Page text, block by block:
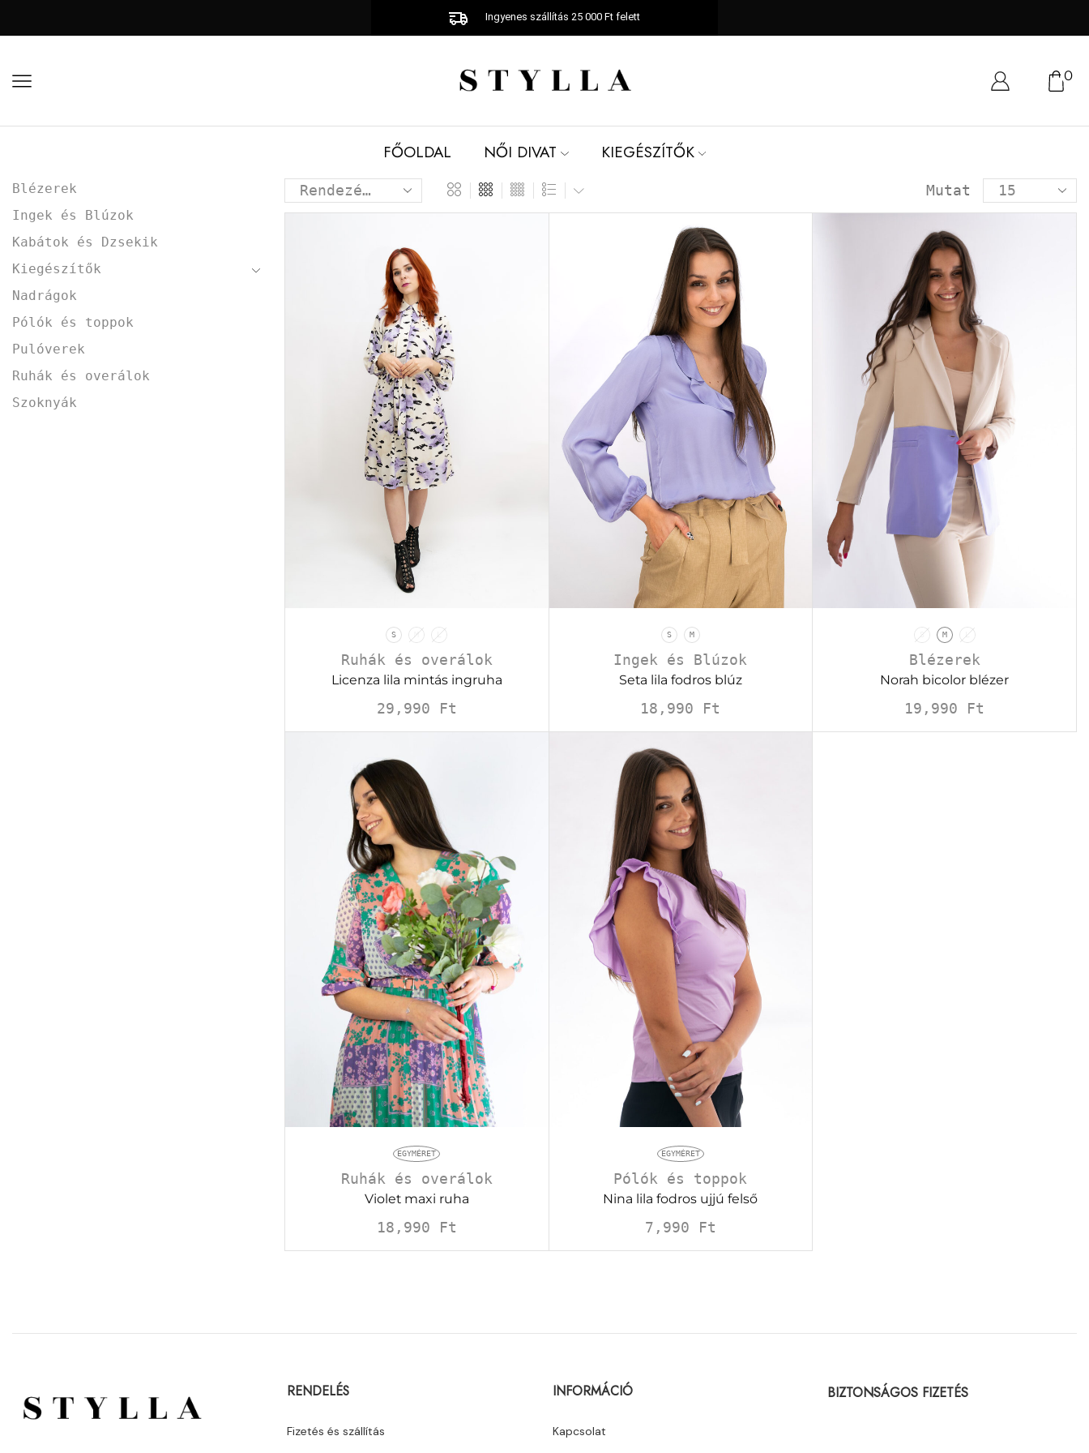
Ingyenes szállítás 25 000 Ft felett
0
FŐOLDAL NŐI DIVAT KIEGÉSZÍTŐK
Mutat
S M L
Ruhák és overálok
Licenza lila mintás ingruha
29,990 Ft
S M
Ingek és Blúzok
Seta lila fodros blúz
18,990 Ft
S M L
Blézerek
Norah bicolor blézer
19,990 Ft
EGYMÉRET
Ruhák és overálok
Violet maxi ruha
18,990 Ft
EGYMÉRET
Pólók és toppok
Nina lila fodros ujjú felső
7,990 Ft
Blézerek
Ingek és Blúzok
Kabátok és Dzsekik
Kiegészítők
Nadrágok
Pólók és toppok
Pulóverek
Ruhák és overálok
Szoknyák
RENDELÉS
Fizetés és szállítás
INFORMÁCIÓ
Kapcsolat
BIZTONSÁGOS FIZETÉS